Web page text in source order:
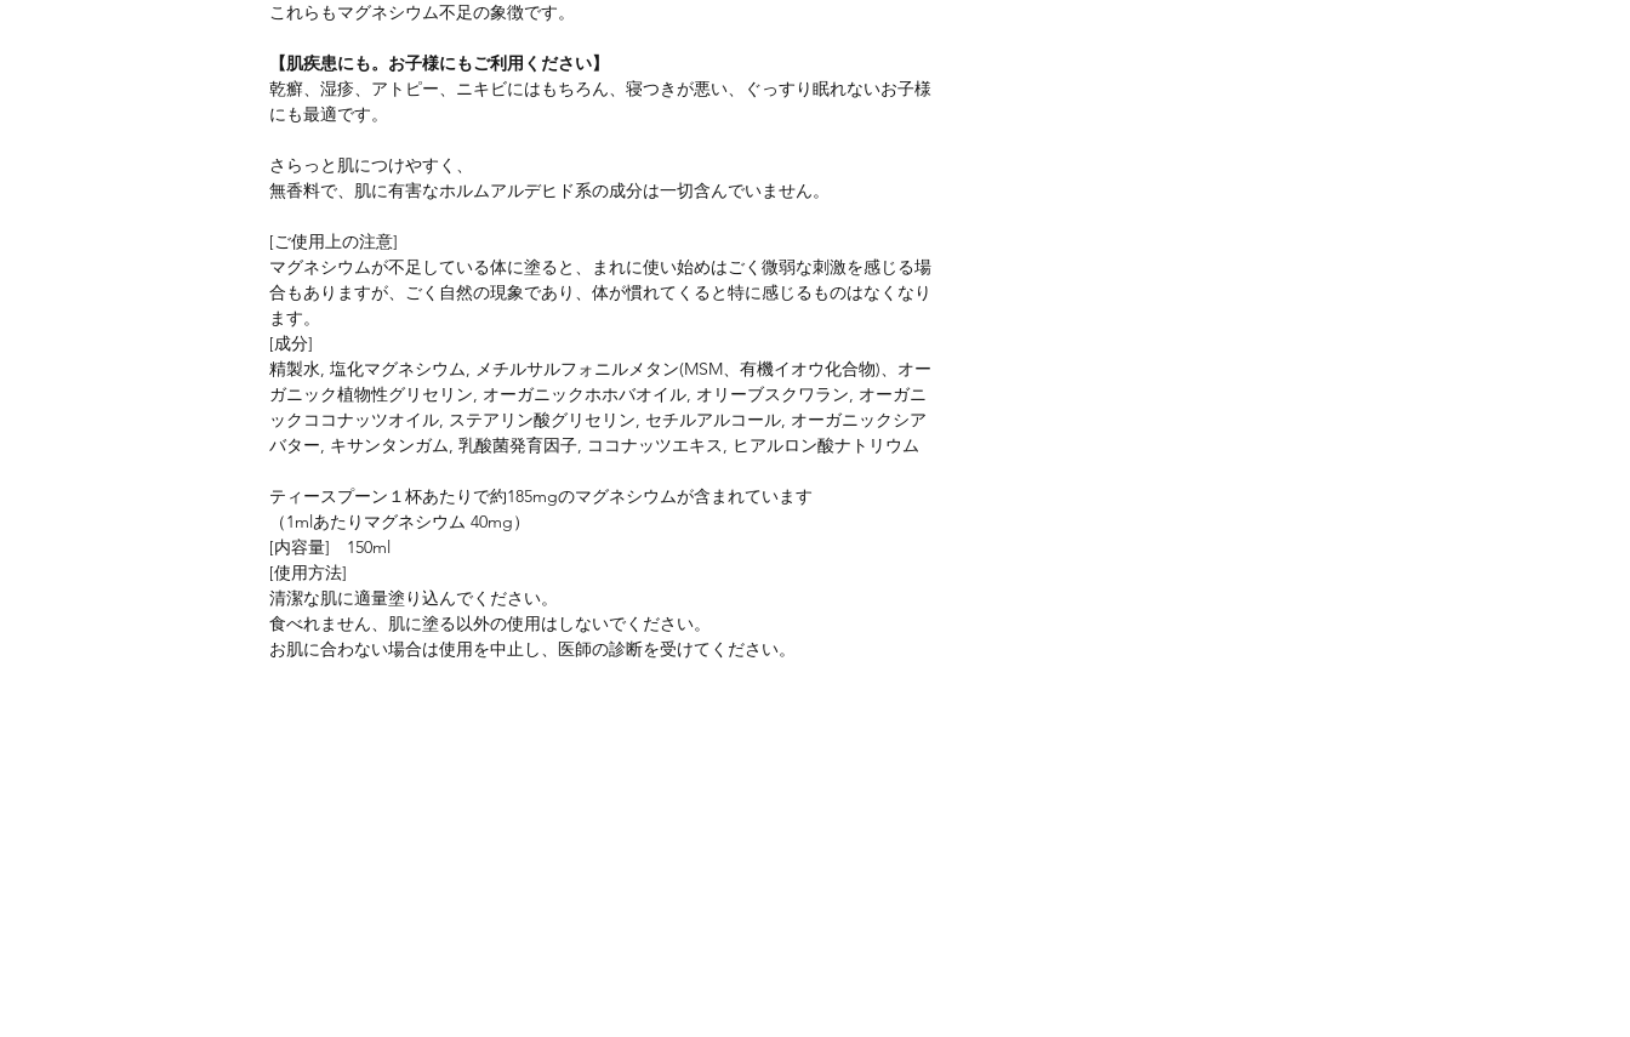
これらもマグネシウム不足の象徴です。
【肌疾患にも。お子様にもご利用ください】
乾癬、湿疹、アトピー、ニキビにはもちろん、寝つきが悪い、ぐっすり眠れないお子様
にも最適です。
さらっと肌につけやすく、
無香料で、肌に有害なホルムアルデヒド系の成分は一切含んでいません。
[ご使用上の注意]
マグネシウムが不足している体に塗ると、まれに使い始めはごく微弱な刺激を感じる場
合もありますが、ごく自然の現象であり、体が慣れてくると特に感じるものはなくなり
ます。
[成分]
精製水, 塩化マグネシウム, メチルサルフォニルメタン(MSM、有機イオウ化合物)、オー
ガニック植物性グリセリン, オーガニックホホバオイル, オリーブスクワラン, オーガニ
ックココナッツオイル, ステアリン酸グリセリン, セチルアルコール, オーガニックシア
バター, キサンタンガム, 乳酸菌発育因子, ココナッツエキス, ヒアルロン酸ナトリウム
ティースプーン１杯あたりで約185mgのマグネシウムが含まれています
（1mlあたりマグネシウム 40mg）
[内容量] 150ml
[使用方法]
清潔な肌に適量塗り込んでください。
食べれません、肌に塗る以外の使用はしないでください。
お肌に合わない場合は使用を中止し、医師の診断を受けてください。